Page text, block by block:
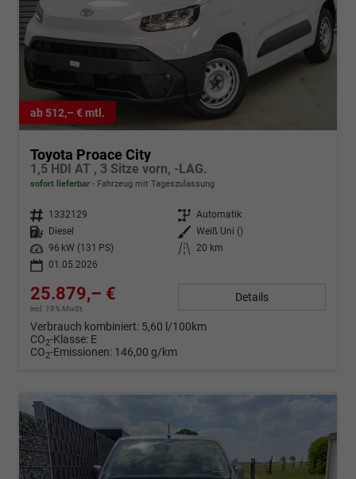
ab 512,– € mtl.
Toyota Proace City
1,5 HDI AT , 3 Sitze vorn, -LAG.
sofort lieferbar Fahrzeug mit Tageszulassung
Fahrzeugnr. 1332129 Getriebe Automatik
Kraftstoff
Diesel Außenfarbe Weiß Uni ()
Leistung
96 kW (131 PS) Kilometerstand
20 km
01.05.2026
25.879,– €
incl. 19% MwSt.
Details
Verbrauch kombiniert: 5,60 l/100km
CO2-Klasse: E
CO2-Emissionen: 146,00 g/km